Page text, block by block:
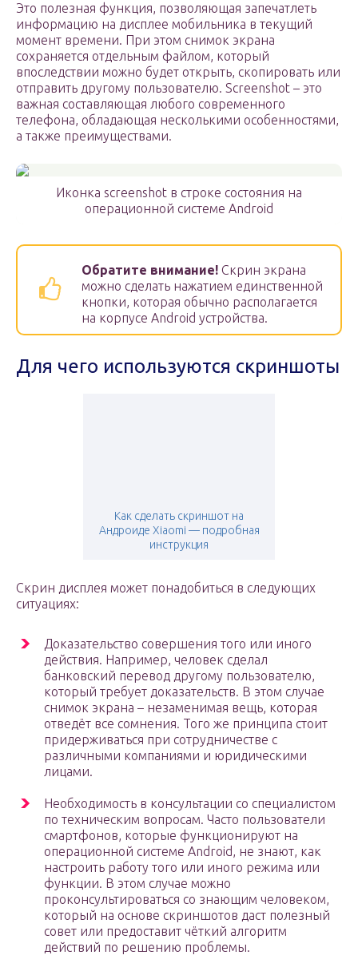
Это полезная функция, позволяющая запечатлеть
информацию на дисплее мобильника в текущий
момент времени. При этом снимок экрана
сохраняется отдельным файлом, который
впоследствии можно будет открыть, скопировать или
отправить другому пользователю. Screenshot – это
важная составляющая любого современного
телефона, обладающая несколькими особенностями,
а также преимуществами.
Иконка screenshot в строке состояния на
операционной системе Android
Обратите внимание! Скрин экрана
можно сделать нажатием единственной
кнопки, которая обычно располагается
на корпусе Android устройства.
Для чего используются скриншоты
Как сделать скриншот на
Андроиде Xiaomi — подробная
инструкция
Скрин дисплея может понадобиться в следующих
ситуациях:
Доказательство совершения того или иного
действия. Например, человек сделал
банковский перевод другому пользователю,
который требует доказательств. В этом случае
снимок экрана – незаменимая вещь, которая
отведёт все сомнения. Того же принципа стоит
придерживаться при сотрудничестве с
различными компаниями и юридическими
лицами.
Необходимость в консультации со специалистом
по техническим вопросам. Часто пользователи
смартфонов, которые функционируют на
операционной системе Android, не знают, как
настроить работу того или иного режима или
функции. В этом случае можно
проконсультироваться со знающим человеком,
который на основе скриншотов даст полезный
совет или предоставит чёткий алгоритм
действий по решению проблемы.